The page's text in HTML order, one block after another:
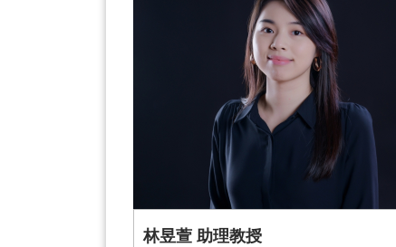
林昱萱 助理教授